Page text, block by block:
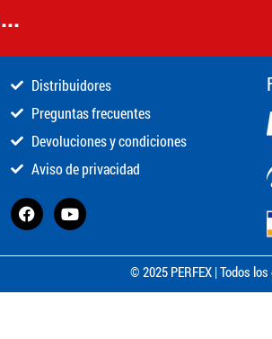
Distribuidores
Preguntas frecuentes
Devoluciones y condiciones
Aviso de privacidad
© 2025 PERFEX | Todos